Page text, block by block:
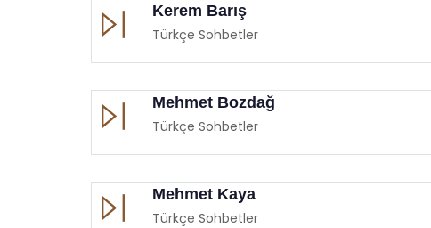
Kerem Barış
Türkçe Sohbetler
Mehmet Bozdağ
Türkçe Sohbetler
Mehmet Kaya
Türkçe Sohbetler